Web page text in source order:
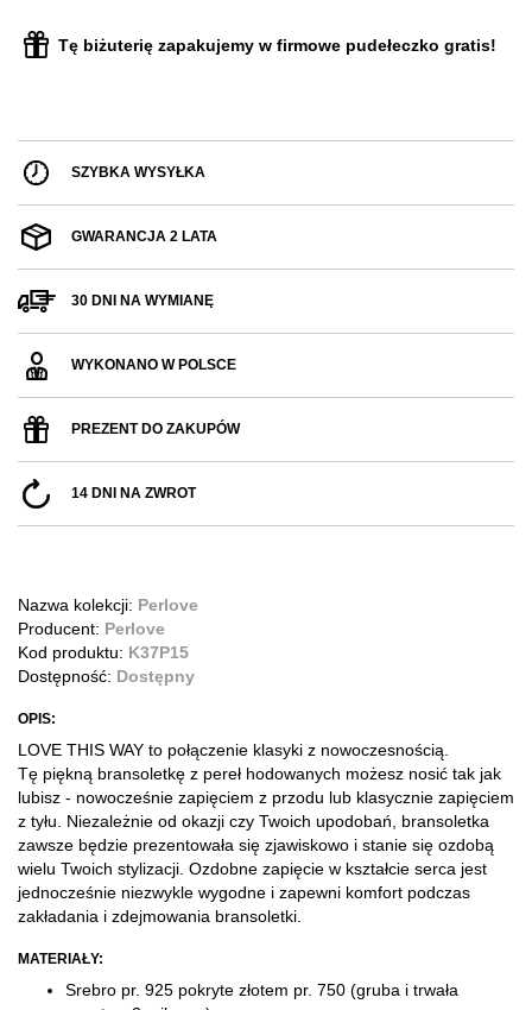
Tę biżuterię zapakujemy w firmowe pudełeczko gratis!
SZYBKA WYSYŁKA
GWARANCJA 2 LATA
30 DNI NA WYMIANĘ
WYKONANO W POLSCE
PREZENT DO ZAKUPÓW
14 DNI NA ZWROT
Nazwa kolekcji: Perlove
Producent: Perlove
Kod produktu: K37P15
Dostępność: Dostępny
OPIS:
LOVE THIS WAY to połączenie klasyki z nowoczesnością.
Tę piękną bransoletkę z pereł hodowanych możesz nosić tak jak
lubisz - nowocześnie zapięciem z przodu lub klasycznie zapięciem
z tyłu. Niezależnie od okazji czy Twoich upodobań, bransoletka
zawsze będzie prezentowała się zjawiskowo i stanie się ozdobą
wielu Twoich stylizacji. Ozdobne zapięcie w kształcie serca jest
jednocześnie niezwykle wygodne i zapewni komfort podczas
zakładania i zdejmowania bransoletki.
MATERIAŁY:
Srebro pr. 925 pokryte złotem pr. 750 (gruba i trwała